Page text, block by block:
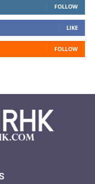
FOLLOW
LIKE
FOLLOW